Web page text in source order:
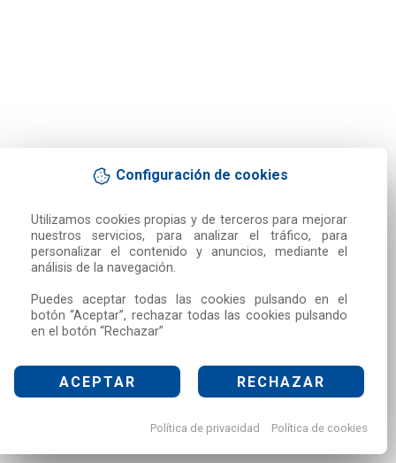
Configuración de cookies
Utilizamos cookies propias y de terceros para mejorar
nuestros servicios, para analizar el tráfico, para
personalizar el contenido y anuncios, mediante el
análisis de la navegación.
Puedes aceptar todas las cookies pulsando en el
botón “Aceptar”, rechazar todas las cookies pulsando
en el botón “Rechazar”
ACEPTAR RECHAZAR
Política de privacidad Política de cookies